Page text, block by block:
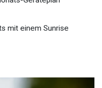
mit einem Sunrise